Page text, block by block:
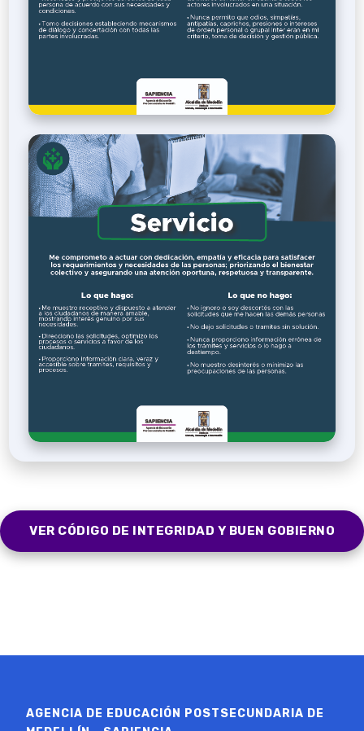
VER CÓDIGO DE INTEGRIDAD Y BUEN GOBIERNO
AGENCIA DE EDUCACIÓN POSTSECUNDARIA DE